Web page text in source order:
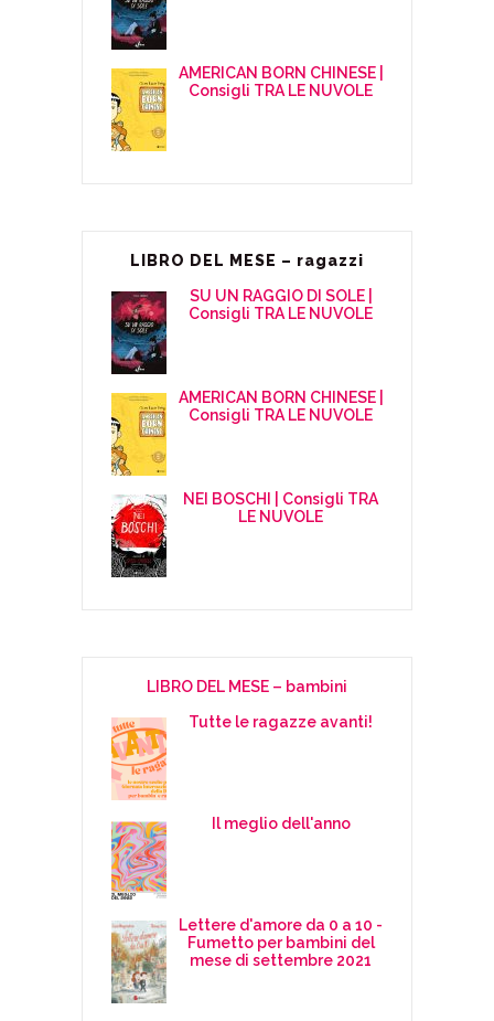
AMERICAN BORN CHINESE |
Consigli TRA LE NUVOLE
LIBRO DEL MESE – ragazzi
SU UN RAGGIO DI SOLE |
Consigli TRA LE NUVOLE
AMERICAN BORN CHINESE |
Consigli TRA LE NUVOLE
NEI BOSCHI | Consigli TRA
LE NUVOLE
LIBRO DEL MESE – bambini
Tutte le ragazze avanti!
Il meglio dell'anno
Lettere d'amore da 0 a 10 -
Fumetto per bambini del
mese di settembre 2021